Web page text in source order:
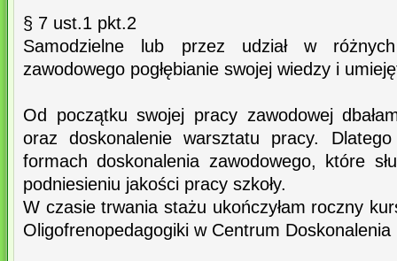
§ 7 ust.1 pkt.2
Samodzielne lub przez udział w
zawodowego pogłębianie swojej wiedzy i
Od początku swojej pracy zawodowej
oraz doskonalenie warsztatu pracy.
formach doskonalenia zawodowego, które
podniesieniu jakości pracy szkoły.
W czasie trwania stażu ukończyłam roczny
Oligofrenopedagogiki w Centrum